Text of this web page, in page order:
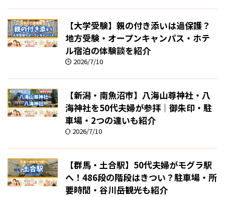
【大学受験】親の付き添いは過保護？
地方受験・オープンキャンパス・ホテ
ル宿泊の体験談を紹介
2026/7/10
【新潟・南魚沼市】八海山尊神社・八
海神社を50代夫婦が参拝｜御朱印・駐
車場・2つの違いも紹介
2026/7/10
【群馬・土合駅】50代夫婦がモグラ駅
へ！486段の階段はきつい？駐車場・所
要時間・谷川岳観光も紹介